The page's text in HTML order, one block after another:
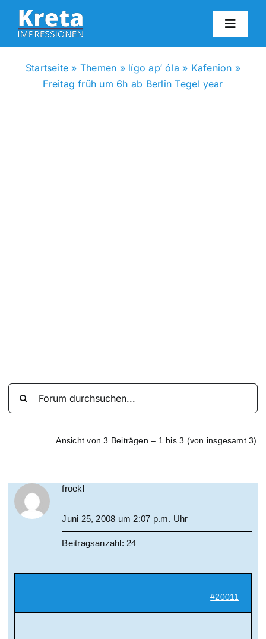
Zum
Inhalt
springen
Startseite » Themen » lígo ap‘ óla » Kafenion »
Freitag früh um 6h ab Berlin Tegel year
Ansicht von 3 Beiträgen – 1 bis 3 (von insgesamt 3)
froekl
Juni 25, 2008 um 2:07 p.m. Uhr
Beitragsanzahl: 24
#20011